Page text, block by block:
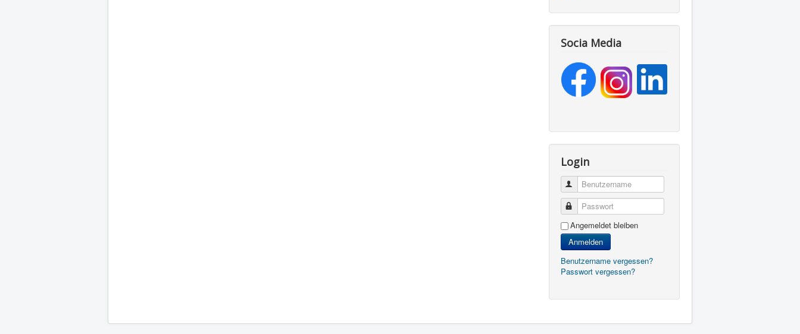
Socia Media
Login
Benutzername
Passwort
Angemeldet bleiben
Anmelden
Benutzername vergessen?
Passwort vergessen?